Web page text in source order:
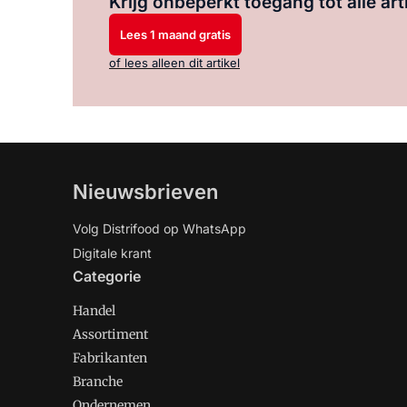
Lees 1 maand gratis
of lees alleen dit artikel
Nieuwsbrieven
Volg Distrifood op WhatsApp
Digitale krant
Categorie
Handel
Assortiment
Fabrikanten
Branche